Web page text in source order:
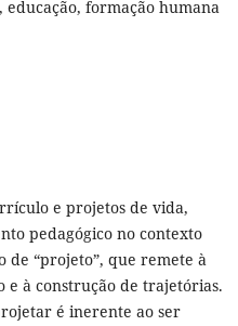
formação humana
e projetos de vida,
pedagógico no contexto
de “projeto”, que remete à
à construção de trajetórias.
é inerente ao ser